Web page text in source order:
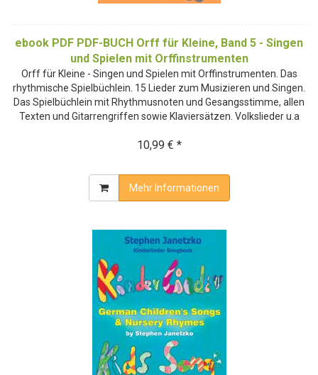
ebook PDF PDF-BUCH Orff für Kleine, Band 5 - Singen
und Spielen mit Orffinstrumenten
Orff für Kleine - Singen und Spielen mit Orffinstrumenten. Das
rhythmische Spielbüchlein. 15 Lieder zum Musizieren und Singen.
Das Spielbüchlein mit Rhythmusnoten und Gesangsstimme, allen
Texten und Gitarrengriffen sowie Klaviersätzen. Volkslieder u.a
10,99 € *
Mehr Informationen